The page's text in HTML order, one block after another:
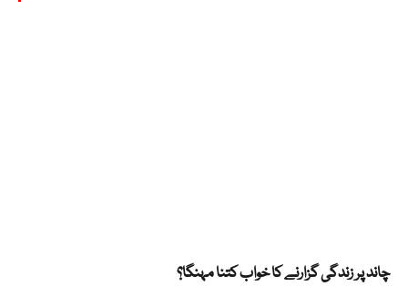
چاند پر زندگی گزارنے کا خواب کتنا مہنگا؟